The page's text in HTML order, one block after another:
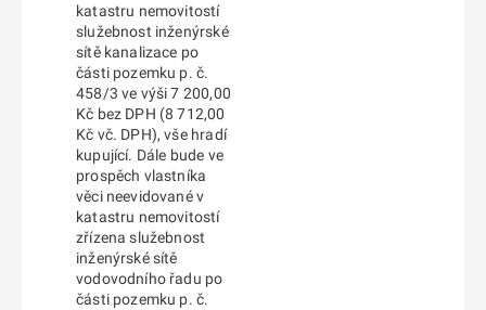
katastru nemovitostí
služebnost inženýrské
sítě kanalizace po
části pozemku p. č.
458/3 ve výši 7 200,00
Kč bez DPH (8 712,00
Kč vč. DPH), vše hradí
kupující. Dále bude ve
prospěch vlastníka
věci neevidované v
katastru nemovitostí
zřízena služebnost
inženýrské sítě
vodovodního řadu po
části pozemku p. č.